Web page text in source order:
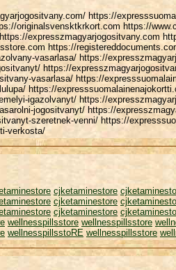
https://
originalsvensktkrkort.com https://
expresszmagyarjogositvany.com
https://
vasarlasa/ https://
https://
vasarlasa/ https://
https://
igazolvanyt/ https://
jogositvanyt/ https://
szeretnek-venni/ https://
verkosta/
cjketaminestore
cjketaminestore
cjketaminestore
wellnesspillsstore wellnesspillsstore
wellnesspillsstoRE wellnesspillsstore